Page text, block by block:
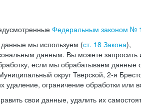
Федеральным законом №
данные мы используем (ст. 18 Закона),
данным. Вы можете запросить
если мы обрабатываем данные
округ Тверской, 2-я
удаление, ограничение обработки или
свои данные, удалить их